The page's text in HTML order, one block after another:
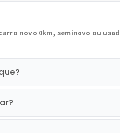
carro novo 0km, seminovo ou